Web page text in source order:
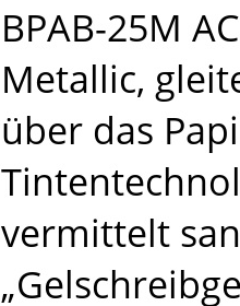
BPAB-25M
Metallic,
über das
vermittelt